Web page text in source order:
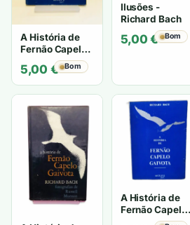
A História de
Fernão Capelo
Gaivota -
Richard Bach
5,00 € Bom
Ilusões -
Richard Bach
5,00€ Bom
A História de
Fernão Capelo
Gaivota -